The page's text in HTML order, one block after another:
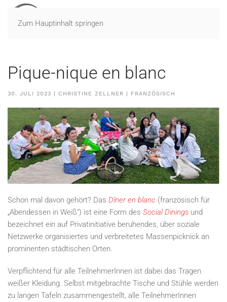
Zum Hauptinhalt springen
Pique-nique en blanc
30. JULI 2023 | CHRISTINE ZELLNER | FRANZÖSISCH
Schon mal davon gehört? Das Dîner en blanc (französisch für
„Abendessen in Weiß“) ist eine Form des Social Dinings und
bezeichnet ein auf Privatinitiative beruhendes, über soziale
Netzwerke organisiertes und verbreitetes Massenpicknick an
prominenten städtischen Orten.
Verpflichtend für alle TeilnehmerInnen ist dabei das Tragen
weißer Kleidung. Selbst mitgebrachte Tische und Stühle werden
zu langen Tafeln zusammengestellt, alle TeilnehmerInnen